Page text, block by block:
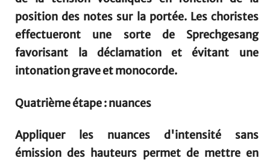
position des notes sur la portée. Les choristes
effectueront une sorte de Sprechgesang
favorisant la déclamation et évitant une
intonation grave et monocorde.
Quatrième étape : nuances
Appliquer les nuances d'intensité sans
émission des hauteurs permet de mettre en